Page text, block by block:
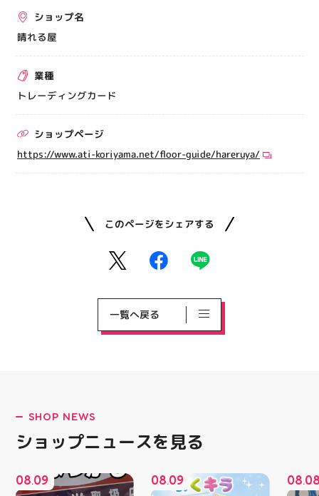
催事出店募集
アティビジョンについて
ショップ名
晴れる屋
業種
トレーディングカード
ショップページ
https://www.ati-koriyama.net/floor-guide/hareruya/
このページをシェアする
一覧へ戻る
SHOP NEWS
ショップニュースを見る
08.09 08.09 08.